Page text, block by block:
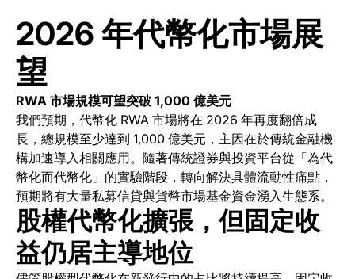
2026 年代幣化市場展
望
RWA 市場規模可望突破 1,000 億美元
我們預期，代幣化 RWA 市場將在 2026 年再度翻倍成
長，總規模至少達到 1,000 億美元，主因在於傳統金融機
構加速導入相關應用。隨著傳統證券與投資平台從「為代
幣化而代幣化」的實驗階段，轉向解決具體流動性痛點，
預期將有大量私募信貸與貨幣市場基金資金湧入生態系。
股權代幣化擴張，但固定收
益仍居主導地位